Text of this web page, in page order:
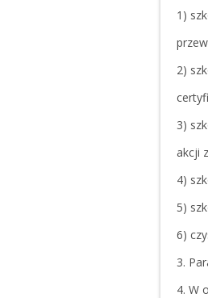
1)
2)
3)
akcji
4)
5)
6)
3.
4. W